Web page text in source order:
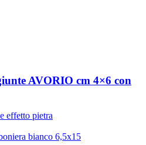
AVORIO cm 4×6 con
effetto pietra